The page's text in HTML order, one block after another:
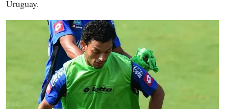
Uruguay.